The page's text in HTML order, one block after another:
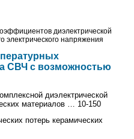
диэлектрической
напряжения
СВЧ с возможностью
диэлектрической
материалов … 10-150
потерь керамических